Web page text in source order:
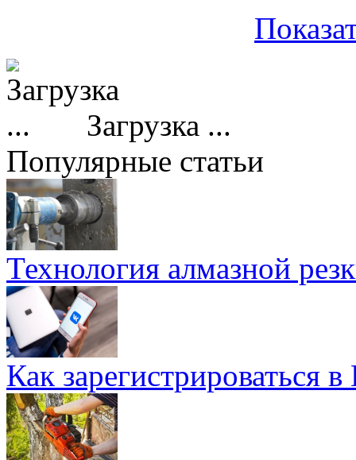
Загрузка ...
Популярные статьи
Технология алмазной
Как зарегистрироваться